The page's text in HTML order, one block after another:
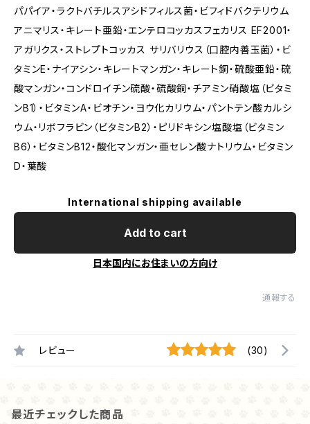
パパイア・ラクトバチルスアシドフィルス菌・ビフィドバクテリウム
アニマリス・キレート亜鉛・エンテロコッカスフェカリス EF2001・
アガリクス・ストレプトコッカス サリバリウス（口腔内善玉菌）・ビ
タミンE・ナイアシン・キレートマンガン・キレート銅・硫酸亜鉛・硫
酸マンガン・コンドロイチン硫酸・硫酸銅・チアミン硝酸塩（ビタミ
ンB1）・ビタミンA・ビオチン・ヨウ化カリウム・パントテン酸カルシ
ウム・リボフラビン（ビタミンB2）・ピリドキシン塩酸塩（ビタミン
B6）・ビタミンB12・酸化マンガン・亜セレン酸ナトリウム・ビタミン
D・葉酸
International shipping available
Add to cart
日本国内にお住まいの方向け
通報する
レビュー (30)
最近チェックした商品